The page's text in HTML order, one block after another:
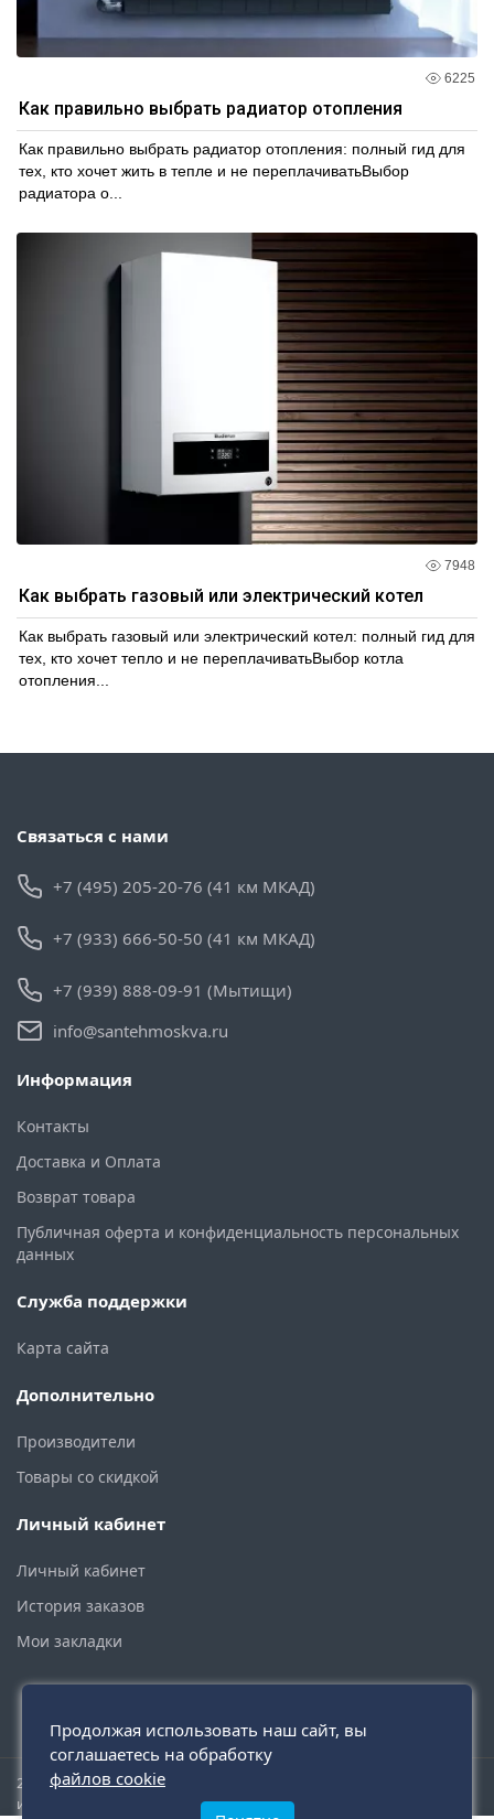
6225
Как правильно выбрать радиатор отопления
Как правильно выбрать радиатор отопления: полный гид для
тех, кто хочет жить в тепле и не переплачиватьВыбор
радиатора о...
7948
Как выбрать газовый или электрический котел
Как выбрать газовый или электрический котел: полный гид для
тех, кто хочет тепло и не переплачиватьВыбор котла
отопления...
Связаться с нами
+7 (495) 205-20-76 (41 км МКАД)
+7 (933) 666-50-50 (41 км МКАД)
+7 (939) 888-09-91 (Мытищи)
info@santehmoskva.ru
Информация
Контакты
Доставка и Оплата
Возврат товара
Публичная оферта и конфиденциальность персональных
данных
Служба поддержки
Карта сайта
Дополнительно
Производители
Товары со скидкой
Личный кабинет
Личный кабинет
История заказов
Мои закладки
2015 - 2026 © santehmoskva.ru — интернет-магазин сантехники
инженерной и бытовой.
Продолжая использовать наш сайт, вы
соглашаетесь на обработку
файлов cookie